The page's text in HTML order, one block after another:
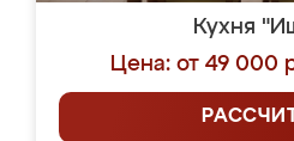
Кухня
Цена: от 49 000